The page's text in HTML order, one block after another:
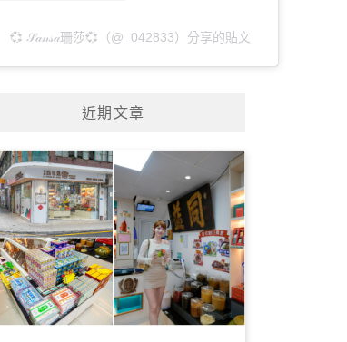
💞 𝒮𝒶𝓃𝓈𝒶珊莎💞（@_042833）分享的貼文
近期文章